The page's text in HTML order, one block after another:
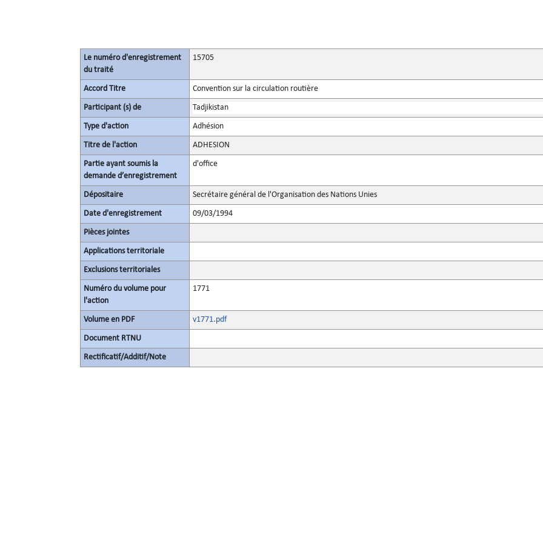
Le numéro d'enregistrement
du traité
15705
Accord Titre Convention sur la circulation routière
Participant (s) de Tadjikistan
Type d'action Adhésion
Titre de l'action ADHESION
Partie ayant soumis la
demande d’enregistrement
d'office
Dépositaire Secrétaire général de l'Organisation des Nations Unies
Date d'enregistrement 09/03/1994
Pièces jointes
Applications territoriale
Exclusions territoriales
Numéro du volume pour
l'action
1771
Volume en PDF v1771.pdf
Document RTNU
Rectificatif/Additif/Note